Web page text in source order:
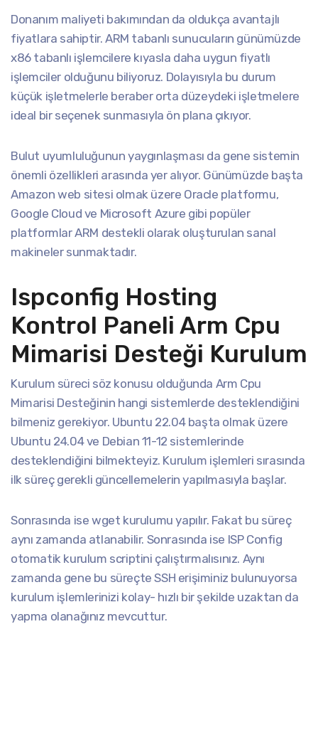
Donanım maliyeti bakımından da oldukça avantajlı
fiyatlara sahiptir. ARM tabanlı sunucuların günümüzde
x86 tabanlı işlemcilere kıyasla daha uygun fiyatlı
işlemciler olduğunu biliyoruz. Dolayısıyla bu durum
küçük işletmelerle beraber orta düzeydeki işletmelere
ideal bir seçenek sunmasıyla ön plana çıkıyor.
Bulut uyumluluğunun yaygınlaşması da gene sistemin
önemli özellikleri arasında yer alıyor. Günümüzde başta
Amazon web sitesi olmak üzere Oracle platformu,
Google Cloud ve Microsoft Azure gibi popüler
platformlar ARM destekli olarak oluşturulan sanal
makineler sunmaktadır.
Ispconfig Hosting
Kontrol Paneli Arm Cpu
Mimarisi Desteği Kurulum
Kurulum süreci söz konusu olduğunda Arm Cpu
Mimarisi Desteğinin hangi sistemlerde desteklendiğini
bilmeniz gerekiyor. Ubuntu 22.04 başta olmak üzere
Ubuntu 24.04 ve Debian 11-12 sistemlerinde
desteklendiğini bilmekteyiz. Kurulum işlemleri sırasında
ilk süreç gerekli güncellemelerin yapılmasıyla başlar.
Sonrasında ise wget kurulumu yapılır. Fakat bu süreç
aynı zamanda atlanabilir. Sonrasında ise ISP Config
otomatik kurulum scriptini çalıştırmalısınız. Aynı
zamanda gene bu süreçte SSH erişiminiz bulunuyorsa
kurulum işlemlerinizi kolay- hızlı bir şekilde uzaktan da
yapma olanağınız mevcuttur.